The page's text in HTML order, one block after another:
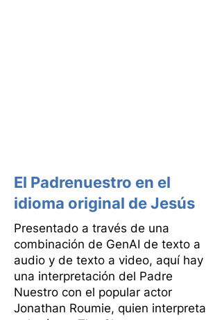
El Padrenuestro en el
idioma original de Jesús
Presentado a través de una
combinación de GenAI de texto a
audio y de texto a video, aquí hay
una interpretación del Padre
Nuestro con el popular actor
Jonathan Roumie, quien interpreta